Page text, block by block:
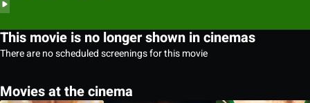
This movie is no longer shown in cinemas
There are no scheduled screenings for this movie
Movies at the cinema